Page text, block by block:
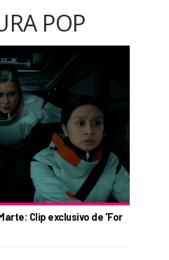
POP
Clip exclusivo de 'For